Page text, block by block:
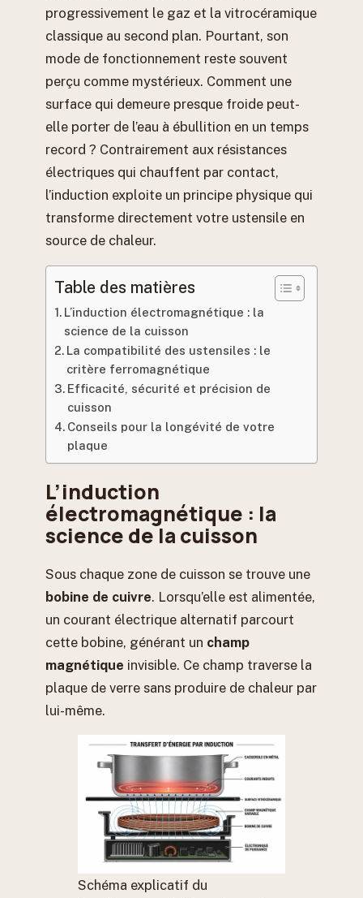
progressivement le gaz et la vitrocéramique
classique au second plan. Pourtant, son
mode de fonctionnement reste souvent
perçu comme mystérieux. Comment une
surface qui demeure presque froide peut-
elle porter de l’eau à ébullition en un temps
record ? Contrairement aux résistances
électriques qui chauffent par contact,
l’induction exploite un principe physique qui
transforme directement votre ustensile en
source de chaleur.
Table des matières
L’induction électromagnétique : la
science de la cuisson
La compatibilité des ustensiles : le
critère ferromagnétique
Efficacité, sécurité et précision de
cuisson
Conseils pour la longévité de votre
plaque
L’induction
électromagnétique : la
science de la cuisson
Sous chaque zone de cuisson se trouve une
bobine de cuivre. Lorsqu’elle est alimentée,
un courant électrique alternatif parcourt
cette bobine, générant un champ
magnétique invisible. Ce champ traverse la
plaque de verre sans produire de chaleur par
lui-même.
Schéma explicatif du